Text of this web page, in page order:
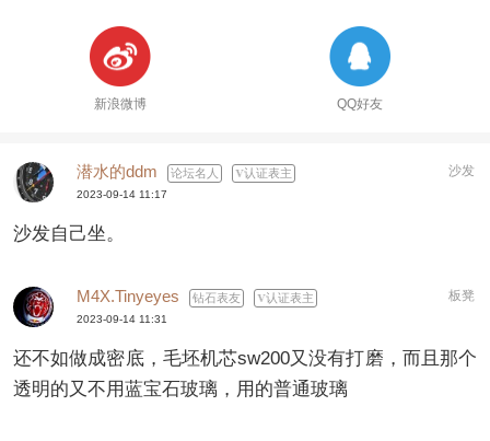
新浪微博 QQ好友
潜水的ddm 论坛名人 认证表主 沙发
2023-09-14 11:17
沙发自己坐。
M4X.Tinyeyes 钻石表友 认证表主 板凳
2023-09-14 11:31
还不如做成密底，毛坯机芯sw200又没有打磨，而且那个
透明的又不用蓝宝石玻璃，用的普通玻璃